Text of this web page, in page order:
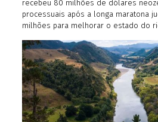
recebeu 80 milhões de dólares
processuais após a longa maratona
milhões para melhorar o estado do